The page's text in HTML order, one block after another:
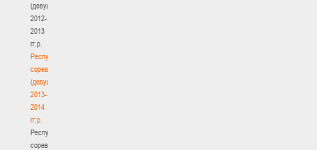
(девушки)
2012-
2013
гг.р.
Республиканские
соревнования
(девушки)
2013-
2014
гг.р.
Республиканские
соревнования